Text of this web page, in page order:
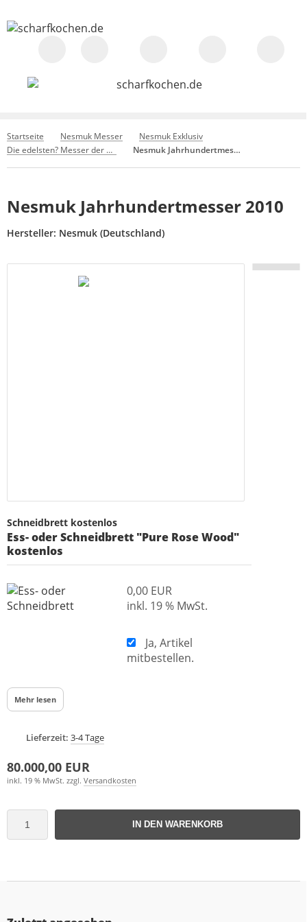
Startseite Nesmuk Messer
Nesmuk Exklusiv
Die edelsten? Messer der Welt
Nesmuk Jahrhundertmesser 2010
Nesmuk Jahrhundertmesser 2010
Hersteller: Nesmuk (Deutschland)
Schneidbrett kostenlos
Ess- oder Schneidbrett "Pure Rose Wood"
kostenlos
0,00 EUR
inkl. 19 % MwSt.
Ja, Artikel
mitbestellen.
Mehr lesen
Lieferzeit: 3-4 Tage
80.000,00 EUR
inkl. 19 % MwSt. zzgl. Versandkosten
IN DEN WARENKORB